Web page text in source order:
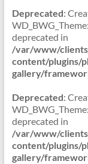
Deprecated:
deprecated in
/var/www/
content/plugins/
gallery/
Deprecated:
deprecated in
/var/www/
content/plugins/
gallery/